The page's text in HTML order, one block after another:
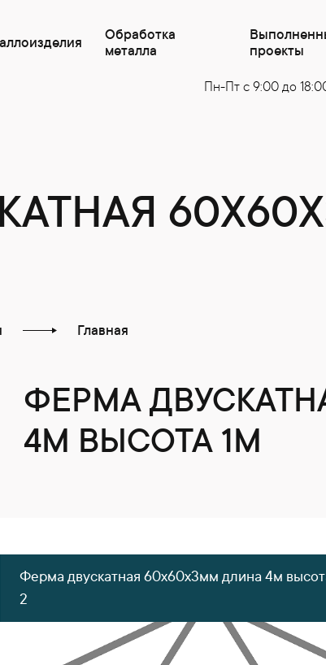
Обработка
металла
проекты
Пн-Пт с 9:00 до
Главная
ФЕРМА
4М ВЫСОТА 1М
Ферма двускатная 60x60x3мм длина 4м
2